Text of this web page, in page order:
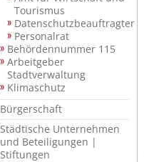
Tourismus
Datenschutzbeauftragter
Personalrat
Behördennummer 115
Arbeitgeber
Stadtverwaltung
Klimaschutz
Bürgerschaft
Städtische Unternehmen
und Beteiligungen |
Stiftungen